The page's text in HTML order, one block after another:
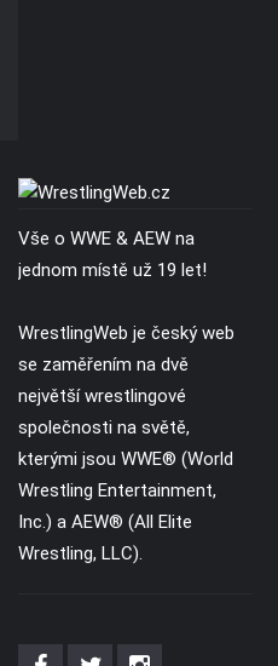
Vše o WWE & AEW na
jednom místě už 19 let!
WrestlingWeb je český web
se zaměřením na dvě
největší wrestlingové
společnosti na světě,
kterými jsou WWE® (World
Wrestling Entertainment,
Inc.) a AEW® (All Elite
Wrestling, LLC).